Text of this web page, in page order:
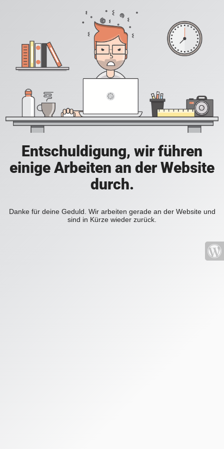
Entschuldigung, wir führen
einige Arbeiten an der Website
durch.
Danke für deine Geduld. Wir arbeiten gerade an der Website und
sind in Kürze wieder zurück.